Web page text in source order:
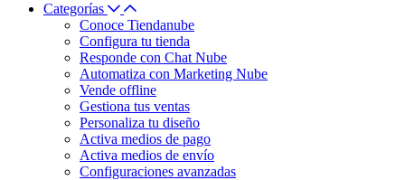
Categorías
Conoce Tiendanube
Configura tu tienda
Responde con Chat Nube
Automatiza con Marketing Nube
Vende offline
Gestiona tus ventas
Personaliza tu diseño
Activa medios de pago
Activa medios de envío
Configuraciones avanzadas